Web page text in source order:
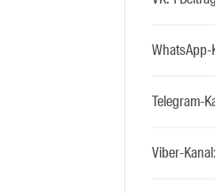
WhatsApp-
Telegram-
Viber-